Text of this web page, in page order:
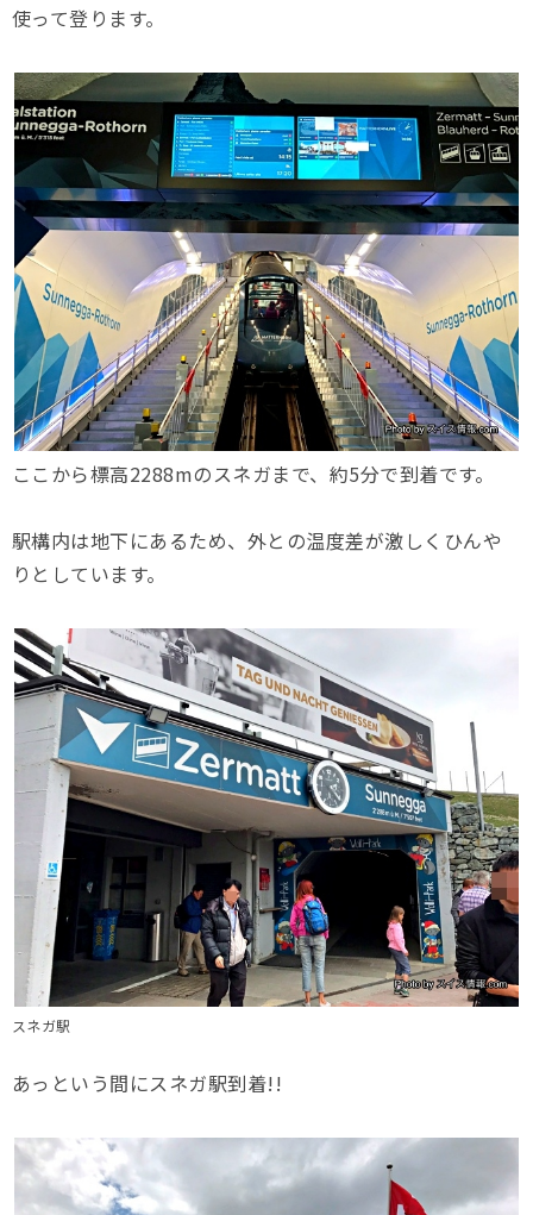
使って登ります。
ここから標高2288mのスネガまで、約5分で到着です。
駅構内は地下にあるため、外との温度差が激しくひんや
りとしています。
スネガ駅
あっという間にスネガ駅到着!!